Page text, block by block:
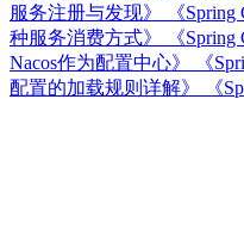
服务注册与发现》 《
种服务消费方式》 《Spring
Nacos作为配置中心》 《
配置的加载规则详解》 《